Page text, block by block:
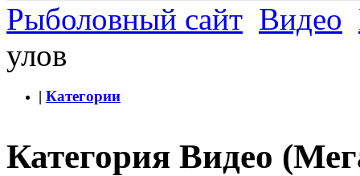
Рыболовный сайт Видео
улов
| Категории
Категория Видео